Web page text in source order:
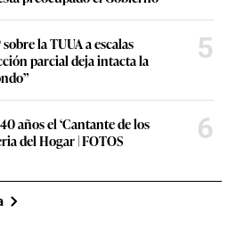
la TUUA a escalas
parcial deja intacta la
5
años el ‘Cantante de los
del Hogar | FOTOS
6